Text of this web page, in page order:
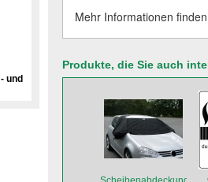
und
Mehr Informationen
Produkte, die Sie auch